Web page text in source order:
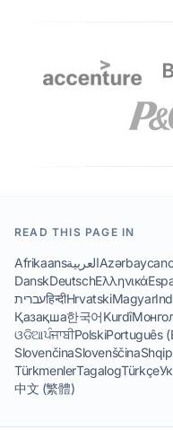
READ THIS PAGE IN
Afrikaansالعربية
DanskDeutschΕλληνικά
עבריתहिन्दीHrvatskiMagyar
Қазақша한국어Kurdî
ଓଡିଆਪੰਜਾਬੀPolskiPortuguês
SlovenčinaSlovenščinaShqip
TürkmenlerTagalogTürkçe
中文 (繁體)